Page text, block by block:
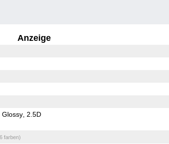
Anzeige
Glossy 2.5D
farben)